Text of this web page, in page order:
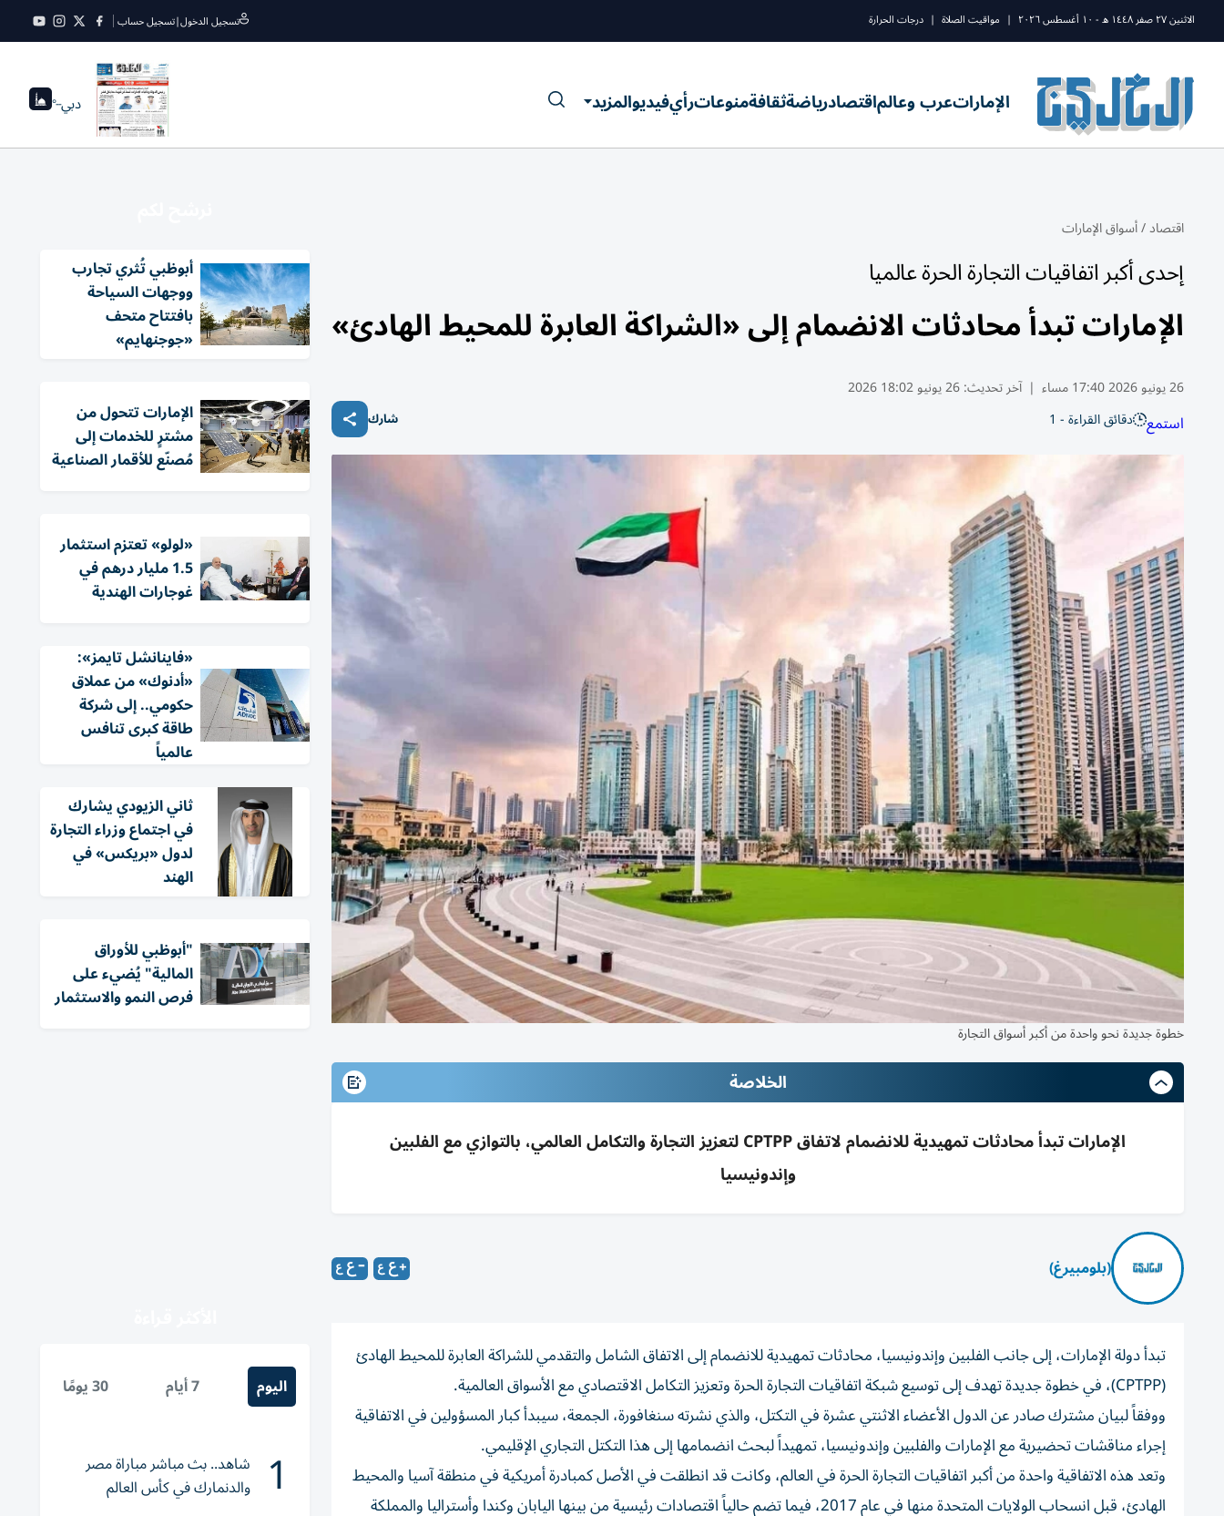
الاثنين ٢٧ صفر ١٤٤٨ ه - ١٠ أغسطس ٢٠٢٦ | مواقيت الصلاة | درجات الحرارة تسجيل الدخول|تسجيل حساب
الإماراتعرب وعالماقتصادرياضةثقافةمنوعاترأيفيديوالمزيد دبي--°
اقتصاد/أسواق الإمارات
إحدى أكبر اتفاقيات التجارة الحرة عالميا
الإمارات تبدأ محادثات الانضمام إلى «الشراكة العابرة للمحيط الهادئ»
26 يونيو 2026 17:40 مساء | آخر تحديث:26 يونيو 18:02 2026
استمع دقائق القراءة - 1 شارك
خطوة جديدة نحو واحدة من أكبر أسواق التجارة
الخلاصة
الإمارات تبدأ محادثات تمهيدية للانضمام لاتفاق CPTPP لتعزيز التجارة والتكامل العالمي، بالتوازي مع الفلبين
وإندونيسيا
(بلومبيرغ)
تبدأ دولة الإمارات، إلى جانب الفلبين وإندونيسيا، محادثات تمهيدية للانضمام إلى الاتفاق الشامل والتقدمي للشراكة العابرة للمحيط الهادئ
(CPTPP)، في خطوة جديدة تهدف إلى توسيع شبكة اتفاقيات التجارة الحرة وتعزيز التكامل الاقتصادي مع الأسواق العالمية.
ووفقاً لبيان مشترك صادر عن الدول الأعضاء الاثنتي عشرة في التكتل، والذي نشرته سنغافورة، الجمعة، سيبدأ كبار المسؤولين في الاتفاقية
إجراء مناقشات تحضيرية مع الإمارات والفلبين وإندونيسيا، تمهيداً لبحث انضمامها إلى هذا التكتل التجاري الإقليمي.
وتعد هذه الاتفاقية واحدة من أكبر اتفاقيات التجارة الحرة في العالم، وكانت قد انطلقت في الأصل كمبادرة أمريكية في منطقة آسيا والمحيط
الهادئ، قبل انسحاب الولايات المتحدة منها في عام 2017، فيما تضم حالياً اقتصادات رئيسية من بينها اليابان وكندا وأستراليا والمملكة
أبوظبي تُثري تجارب
ووجهات السياحة
بافتتاح متحف
«جوجنهايم»
الإمارات تتحول من
مشترٍ للخدمات إلى
مُصنّع للأقمار الصناعية
«لولو» تعتزم استثمار
1.5 مليار درهم في
غوجارات الهندية
«فاينانشل تايمز»:
«أدنوك» من عملاق
حكومي.. إلى شركة
طاقة كبرى تنافس
عالمياً
ثاني الزيودي يشارك
في اجتماع وزراء التجارة
لدول «بريكس» في
الهند
"أبوظبي للأوراق
المالية" يُضيء على
فرص النمو والاستثمار
اليوم 7 أيام 30 يومًا
1 شاهد.. بث مباشر مباراة مصر
والدنمارك في كأس العالم